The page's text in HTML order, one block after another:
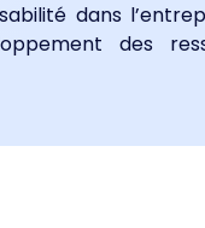
dans
des